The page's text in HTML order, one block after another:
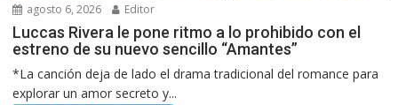
agosto 6, 2026 Editor
Luccas Rivera le pone ritmo a lo prohibido con el
estreno de su nuevo sencillo “Amantes”
*La canción deja de lado el drama tradicional del romance para
explorar un amor secreto y...